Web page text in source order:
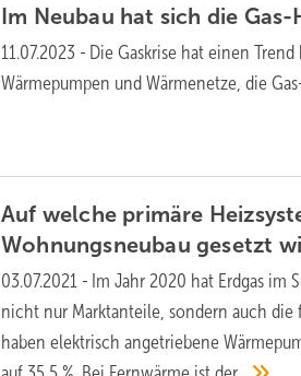
Im Neubau hat sich die
11.07.2023 - Die Gaskrise hat einen
Wärmepumpen und Wärmenetze, die
Auf welche primäre
Wohnungsneubau gesetzt
03.07.2021 - Im Jahr 2020 hat Erdgas im
nicht nur Marktanteile, sondern auch
haben elektrisch angetriebene